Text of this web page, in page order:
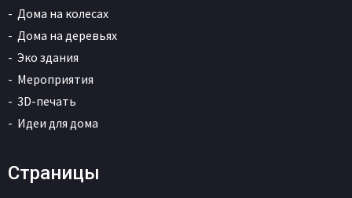
Дома на колесах
Дома на деревьях
Эко здания
Мероприятия
3D-печать
Идеи для дома
Страницы